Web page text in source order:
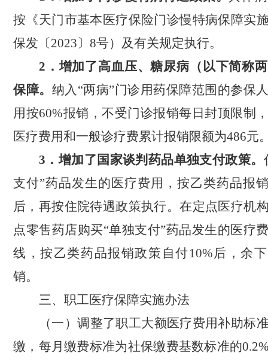
按《天门市基本医疗保险门诊慢特病保障实
保发〔2023〕 8号）及有关规定执行。
2 ．增加了高血压、糖尿病（以下简称
保障。 纳入 “两病”门诊用药保障范围的参保
用按60%报销，不受门诊报销每日封顶限制
医疗费用和一般诊疗费累计报销限额为486元
3 ．增加了 国家谈判药品单独支付政策。
支付”药品发生的医疗费用，按乙类药品报
后，再按住院待遇政策执行。在定点医疗机
点零售药店购买“单独支付”药品发生的医疗
线，按乙类药品报销政策自付10%后，余
销。
三、职工医疗保障实施办法
（一）调整了职工大额医疗费用补助标
缴， 每月缴费标准为社保缴费基数标准的